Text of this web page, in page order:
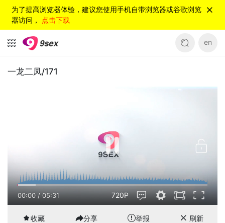
为了提高浏览器体验，建议您使用手机自带浏览器或谷歌浏览
器访问， 点击下载
en
一龙二凤/171
00:01/05:31 720P
收藏 分享 举报 刷新